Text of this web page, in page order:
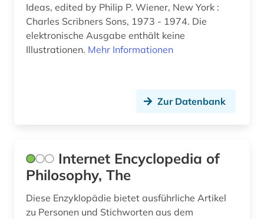
rechtsphilosophie (1)
rechtswissenschaft (1)
religionsphilosophie (1)
religionswissenschaften (2)
Ideas, edited by Philip P. Wiener, New York :
Charles Scribners Sons, 1973 - 1974. Die
elektronische Ausgabe enthält keine
Illustrationen. Mehr Informationen
Zur Datenbank
Internet Encyclopedia of
Philosophy, The
Diese Enzyklopädie bietet ausführliche Artikel
zu Personen und Stichworten aus dem